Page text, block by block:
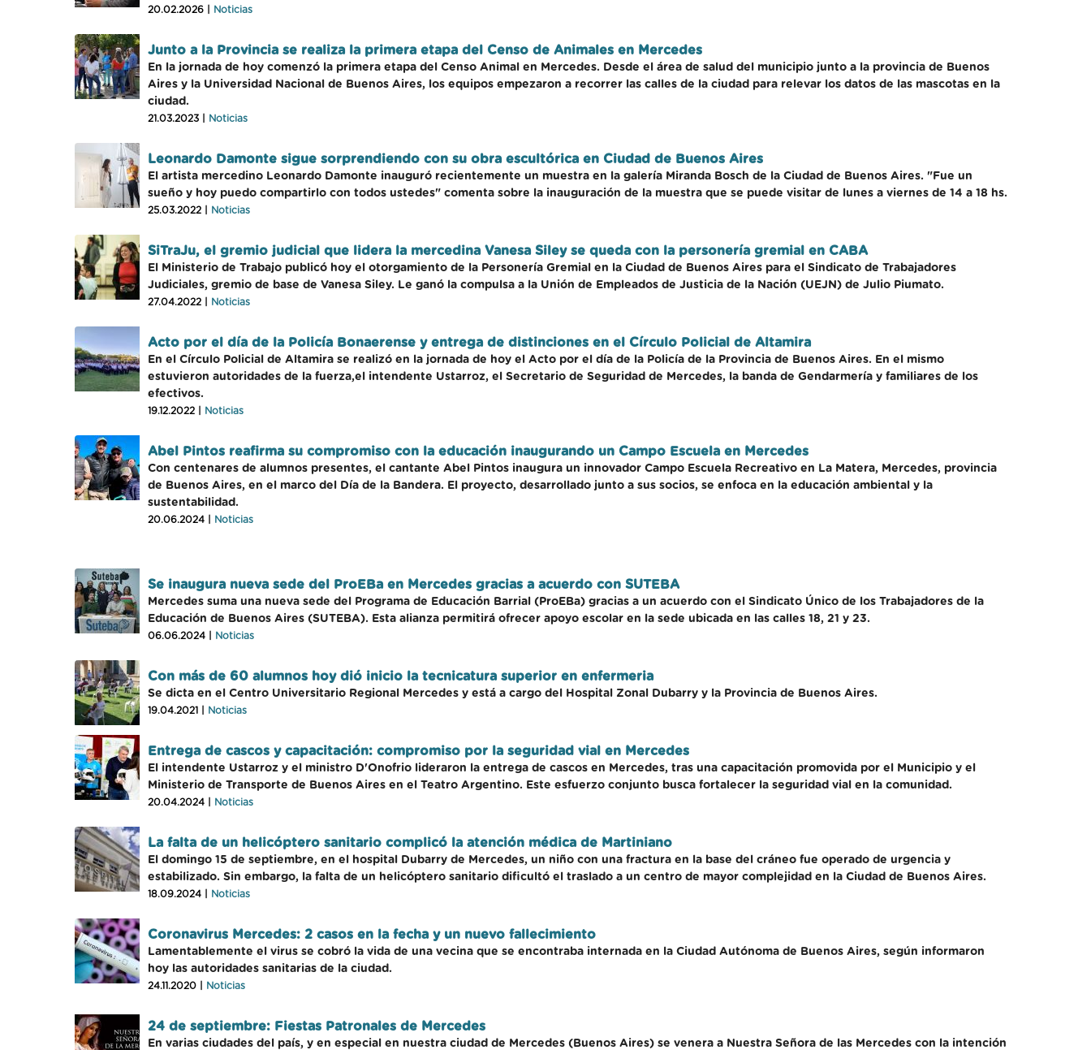
20.02.2026 | Noticias
Junto a la Provincia se realiza la primera etapa del Censo de Animales en Mercedes
En la jornada de hoy comenzó la primera etapa del Censo Animal en Mercedes. Desde el área de salud del municipio junto a la provincia de Buenos
Aires y la Universidad Nacional de Buenos Aires, los equipos empezaron a recorrer las calles de la ciudad para relevar los datos de las mascotas en la
ciudad.
21.03.2023 | Noticias
Leonardo Damonte sigue sorprendiendo con su obra escultórica en Ciudad de Buenos Aires
El artista mercedino Leonardo Damonte inauguró recientemente un muestra en la galería Miranda Bosch de la Ciudad de Buenos Aires. "Fue un
sueño y hoy puedo compartirlo con todos ustedes" comenta sobre la inauguración de la muestra que se puede visitar de lunes a viernes de 14 a 18 hs.
25.03.2022 | Noticias
SiTraJu, el gremio judicial que lidera la mercedina Vanesa Siley se queda con la personería gremial en CABA
El Ministerio de Trabajo publicó hoy el otorgamiento de la Personería Gremial en la Ciudad de Buenos Aires para el Sindicato de Trabajadores
Judiciales, gremio de base de Vanesa Siley. Le ganó la compulsa a la Unión de Empleados de Justicia de la Nación (UEJN) de Julio Piumato.
27.04.2022 | Noticias
Acto por el día de la Policía Bonaerense y entrega de distinciones en el Círculo Policial de Altamira
En el Círculo Policial de Altamira se realizó en la jornada de hoy el Acto por el día de la Policía de la Provincia de Buenos Aires. En el mismo
estuvieron autoridades de la fuerza,el intendente Ustarroz, el Secretario de Seguridad de Mercedes, la banda de Gendarmería y familiares de los
efectivos.
19.12.2022 | Noticias
Abel Pintos reafirma su compromiso con la educación inaugurando un Campo Escuela en Mercedes
Con centenares de alumnos presentes, el cantante Abel Pintos inaugura un innovador Campo Escuela Recreativo en La Matera, Mercedes, provincia
de Buenos Aires, en el marco del Día de la Bandera. El proyecto, desarrollado junto a sus socios, se enfoca en la educación ambiental y la
sustentabilidad.
20.06.2024 | Noticias
Se inaugura nueva sede del ProEBa en Mercedes gracias a acuerdo con SUTEBA
Mercedes suma una nueva sede del Programa de Educación Barrial (ProEBa) gracias a un acuerdo con el Sindicato Único de los Trabajadores de la
Educación de Buenos Aires (SUTEBA). Esta alianza permitirá ofrecer apoyo escolar en la sede ubicada en las calles 18, 21 y 23.
06.06.2024 | Noticias
Con más de 60 alumnos hoy dió inicio la tecnicatura superior en enfermeria
Se dicta en el Centro Universitario Regional Mercedes y está a cargo del Hospital Zonal Dubarry y la Provincia de Buenos Aires.
19.04.2021 | Noticias
Entrega de cascos y capacitación: compromiso por la seguridad vial en Mercedes
El intendente Ustarroz y el ministro D'Onofrio lideraron la entrega de cascos en Mercedes, tras una capacitación promovida por el Municipio y el
Ministerio de Transporte de Buenos Aires en el Teatro Argentino. Este esfuerzo conjunto busca fortalecer la seguridad vial en la comunidad.
20.04.2024 | Noticias
La falta de un helicóptero sanitario complicó la atención médica de Martiniano
El domingo 15 de septiembre, en el hospital Dubarry de Mercedes, un niño con una fractura en la base del cráneo fue operado de urgencia y
estabilizado. Sin embargo, la falta de un helicóptero sanitario dificultó el traslado a un centro de mayor complejidad en la Ciudad de Buenos Aires.
18.09.2024 | Noticias
Coronavirus Mercedes: 2 casos en la fecha y un nuevo fallecimiento
Lamentablemente el virus se cobró la vida de una vecina que se encontraba internada en la Ciudad Autónoma de Buenos Aires, según informaron
hoy las autoridades sanitarias de la ciudad.
24.11.2020 | Noticias
24 de septiembre: Fiestas Patronales de Mercedes
En varias ciudades del país, y en especial en nuestra ciudad de Mercedes (Buenos Aires) se venera a Nuestra Señora de las Mercedes con la intención